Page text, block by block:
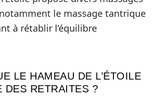
le massage tantrique
à rétablir l’équilibre
LE HAMEAU DE L’ÉTOILE
DES RETRAITES ?